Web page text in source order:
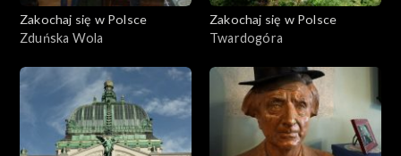
Zakochaj się w Polsce
Zduńska Wola
Zakochaj się w Polsce
Twardogóra